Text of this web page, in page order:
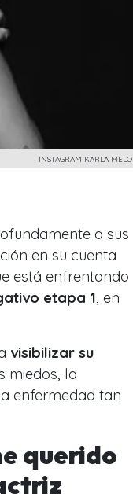
INSTAGRAM KARLA MELO
a sus
en su cuenta
está enfrentando
etapa 1 , en
visibilizar su
miedos, la
enfermedad tan
querido